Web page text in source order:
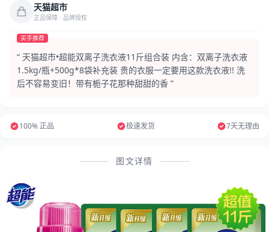
天猫超市
正品保障 · 品牌授权
买手推荐
“ 天猫超市•超能双离子洗衣液11斤组合装 内含：双离子洗衣液
1.5kg/瓶+500g*8袋补充装 贵的衣服一定要用这款洗衣液!! 洗
后不容易变旧！带有栀子花那种甜甜的香 ”
100% 正品 极速发货 7天无理由
图文详情